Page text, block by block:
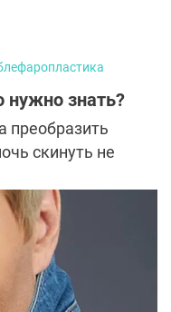
необходимо
нужно знать?
преобразить
скинуть не
задать все
развеять
Когда
лице, мелочей